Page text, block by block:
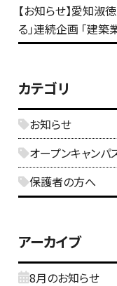
【お知らせ】愛知淑
る」連続企画 「建築
カテゴリ
お知らせ
オープンキャンパ
保護者の方へ
アーカイブ
8月のお知らせ